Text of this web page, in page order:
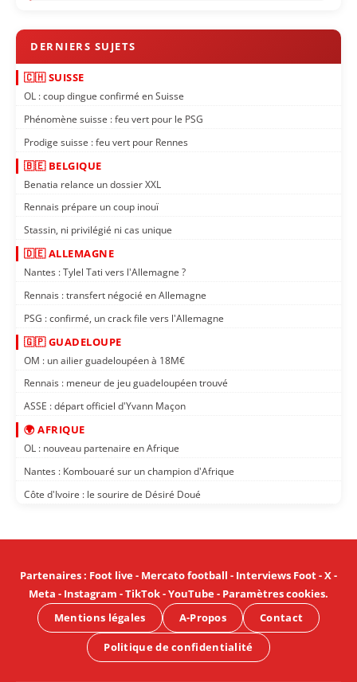
🇨🇭 SUISSE
OL : coup dingue confirmé en Suisse
Phénomène suisse : feu vert pour le PSG
Prodige suisse : feu vert pour Rennes
🇧🇪 BELGIQUE
Benatia relance un dossier XXL
Rennais prépare un coup inouï
Stassin, ni privilégié ni cas unique
🇩🇪 ALLEMAGNE
Nantes : Tylel Tati vers l'Allemagne ?
Rennais : transfert négocié en Allemagne
PSG : confirmé, un crack file vers l'Allemagne
🇬🇵 GUADELOUPE
OM : un ailier guadeloupéen à 18M€
Rennais : meneur de jeu guadeloupéen trouvé
ASSE : départ officiel d'Yvann Maçon
🌍 AFRIQUE
OL : nouveau partenaire en Afrique
Nantes : Kombouaré sur un champion d'Afrique
Côte d'Ivoire : le sourire de Désiré Doué
Partenaires: Foot live- Mercato football - Interviews Foot-X-
Meta - Instagram -TikTok-YouTube- Paramètres cookies.
Mentions légales
A-Propos Contact
Politique de confidentialité